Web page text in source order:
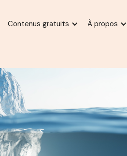
Contenus gratuits À propos